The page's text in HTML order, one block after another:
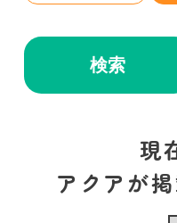
検索
現
アクアが